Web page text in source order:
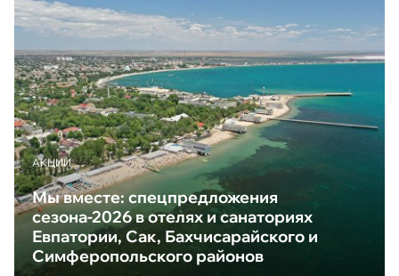
АКЦИИ
Мы вместе: спецпредложения
сезона-2026 в отелях и санаториях
Евпатории, Сак, Бахчисарайского и
Симферопольского районов